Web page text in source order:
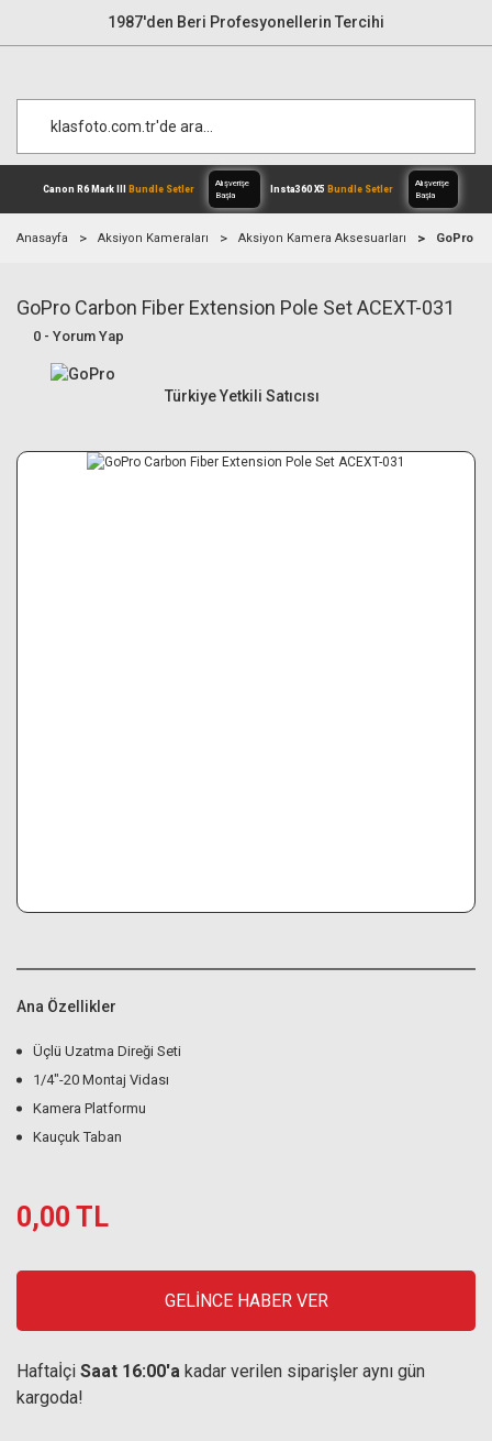
1987'den Beri Profesyonellerin Tercihi
Canon R6 Mark IIIBundle Setler
Alışverişe
Anasayfa Aksiyon Kameraları Aksiyon Kamera Aksesuarları GoPro
GoPro Carbon Fiber Extension Pole Set ACEXT-031
0 - Yorum Yap
Türkiye Yetkili Satıcısı
Ana Özellikler
Üçlü Uzatma Direği Seti
1/4"-20 Montaj Vidası
Kamera Platformu
Kauçuk Taban
0,00 TL
GELİNCE HABER VER
Haftaİçi Saat 16:00'a kadar verilen siparişler aynı gün
kargoda!